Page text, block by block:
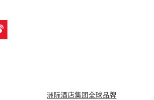
洲际酒店集团全球品牌